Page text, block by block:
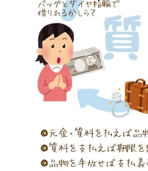
（大阪府寝屋川市）質屋さんは
店買い取りより高く思っていた
説明もわかりやすく、優しい話
たです。